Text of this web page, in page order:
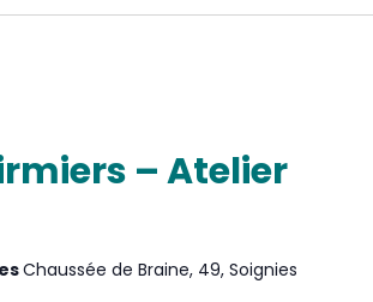
– Atelier
Chaussée de Braine, 49, Soignies